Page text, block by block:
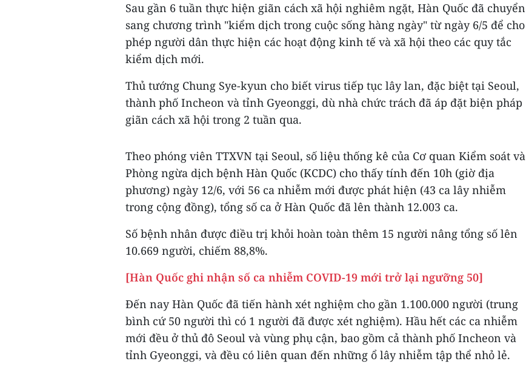
Sau gần 6 tuần thực hiện giãn cách xã hội nghiêm ngặt, Hàn Quốc đã chuyển
sang chương trình "kiểm dịch trong cuộc sống hàng ngày" từ ngày 6/5 để cho
phép người dân thực hiện các hoạt động kinh tế và xã hội theo các quy tắc
kiểm dịch mới.
Thủ tướng Chung Sye-kyun cho biết virus tiếp tục lây lan, đặc biệt tại Seoul,
thành phố Incheon và tỉnh Gyeonggi, dù nhà chức trách đã áp đặt biện pháp
giãn cách xã hội trong 2 tuần qua.
Theo phóng viên TTXVN tại Seoul, số liệu thống kê của Cơ quan Kiểm soát và
Phòng ngừa dịch bệnh Hàn Quốc (KCDC) cho thấy tính đến 10h (giờ địa
phương) ngày 12/6, với 56 ca nhiễm mới được phát hiện (43 ca lây nhiễm
trong cộng đồng), tổng số ca ở Hàn Quốc đã lên thành 12.003 ca.
Số bệnh nhân được điều trị khỏi hoàn toàn thêm 15 người nâng tổng số lên
10.669 người, chiếm 88,8%.
[Hàn Quốc ghi nhận số ca nhiễm COVID-19 mới trở lại ngưỡng 50]
Đến nay Hàn Quốc đã tiến hành xét nghiệm cho gần 1.100.000 người (trung
bình cứ 50 người thì có 1 người đã được xét nghiệm). Hầu hết các ca nhiễm
mới đều ở thủ đô Seoul và vùng phụ cận, bao gồm cả thành phố Incheon và
tỉnh Gyeonggi, và đều có liên quan đến những ổ lây nhiễm tập thể nhỏ lẻ.